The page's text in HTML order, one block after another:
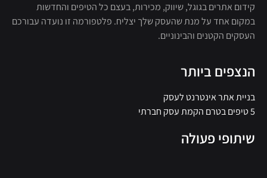
קידום אתרים בגוגל, שיווק, מכירות, בעצם כל הטיפים והחדשות
במקום אחד על מנת שהעסק שלך יצליח. פלטפורמה זו נועדה עבורכם
העסקים הקטנים והבינוניים.
הנצפים ביותר
בניית אתר אינטרנט לעסק
5 טיפים בטרם הקמת עסק חברתי
שיתופי פעולה